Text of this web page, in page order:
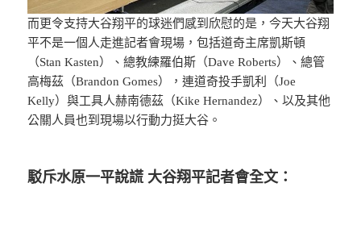
而更令支持大谷翔平的球迷們感到欣慰的是，今天大谷翔
平不是一個人走進記者會現場，包括道奇主席凱斯頓
（Stan Kasten）、總教練羅伯斯（Dave Roberts）、總管
高梅茲（Brandon Gomes），連道奇投手凱利（Joe
Kelly）與工具人赫南德茲（Kike Hernandez）、以及其他
公關人員也到現場以行動力挺大谷。
駁斥水原一平說謊 大谷翔平記者會全文：